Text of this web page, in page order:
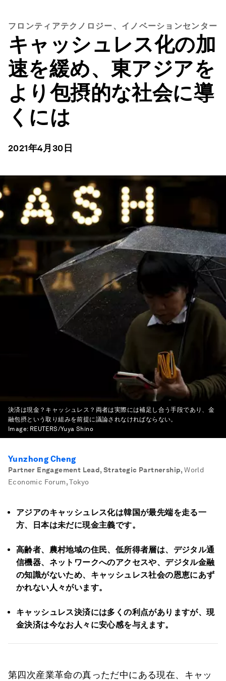
フロンティアテクノロジー、イノベーションセンター
キャッシュレス化の加
速を緩め、東アジアを
より包摂的な社会に導
くには
2021年4月30日
決済は現金？キャッシュレス？両者は実際には補足し合う手段であり、金
融包摂という取り組みを前提に議論されなければならない。
Image: REUTERS/Yuya Shino
Yunzhong Cheng
Partner Engagement Lead, Strategic Partnership, World
Economic Forum, Tokyo
アジアのキャッシュレス化は韓国が最先端を走る一
方、日本は未だに現金主義です。
高齢者、農村地域の住民、低所得者層は、デジタル通
信機器、ネットワークへのアクセスや、デジタル金融
の知識がないため、キャッシュレス社会の恩恵にあず
かれない人々がいます。
キャッシュレス決済には多くの利点がありますが、現
金決済は今なお人々に安心感を与えます。
第四次産業革命の真っただ中にある現在、キャッ